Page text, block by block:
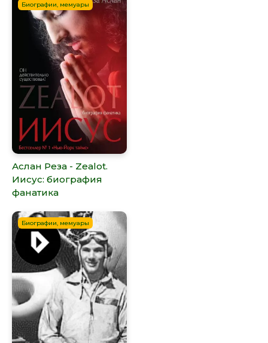
Биографии, мемуары
Аслан Реза - Zealot.
Иисус: биография
фанатика
Биографии, мемуары